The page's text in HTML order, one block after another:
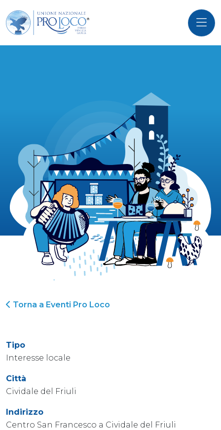
Torna a Eventi Pro Loco
Tipo
Interesse locale
Città
Cividale del Friuli
Indirizzo
Centro San Francesco a Cividale del Friuli